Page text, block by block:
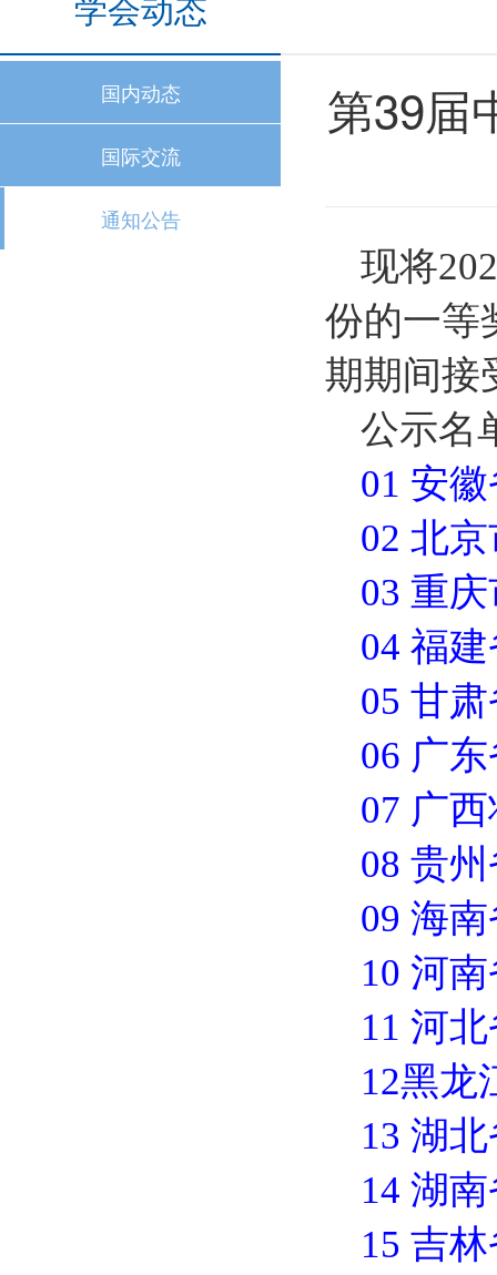
国内动态
国际交流
通知公告
第39届
现将
份的一等
期期间接
公示名
01 安
02 北
03 重
04 福
05 甘
06 广
07 广
08 贵
09 海
10 河
11 河
12黑龙
13 湖
14 湖
15 吉